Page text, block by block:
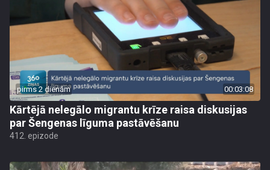
pirms 2 dienām 00:03:08
Kārtējā nelegālo migrantu krīze raisa diskusijas
par Šengenas līguma pastāvēšanu
412. epizode